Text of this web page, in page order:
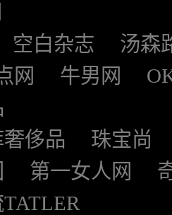
空白杂志
汤森
网 牛男网
侈品
珠宝尚
第一女人网